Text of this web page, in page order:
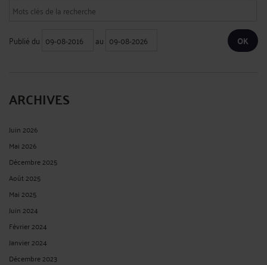
Publié du au
ARCHIVES
Juin 2026
Mai 2026
Décembre 2025
Août 2025
Mai 2025
Juin 2024
Février 2024
Janvier 2024
Décembre 2023